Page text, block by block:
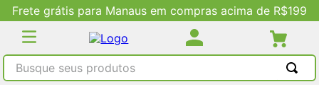
Frete grátis para Manaus em compras acima de R$199
Busque seus produtos